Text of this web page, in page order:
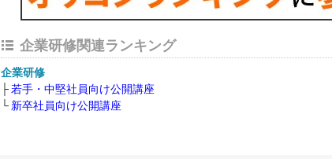
企業研修関連ランキング
企業研修
若手・中堅社員向け公開講座
新卒社員向け公開講座